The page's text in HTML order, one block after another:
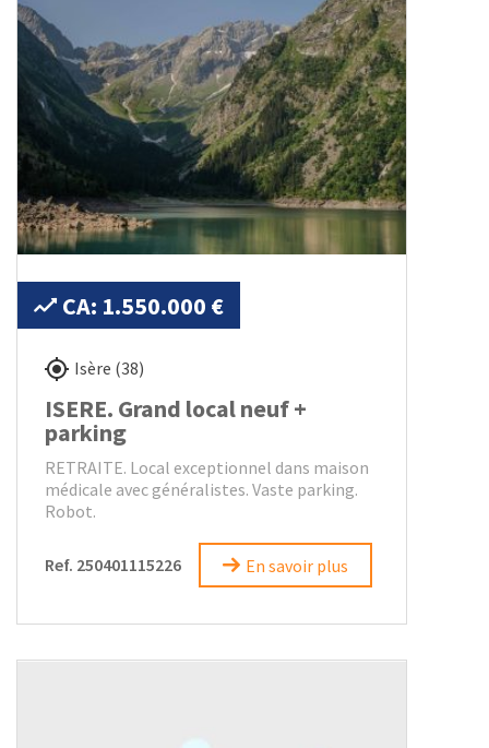
CA: 1.550.000 €
Isère (38)
ISERE. Grand local neuf +
parking
RETRAITE. Local exceptionnel dans maison
médicale avec généralistes. Vaste parking.
Robot.
Ref. 250401115226 En savoir plus